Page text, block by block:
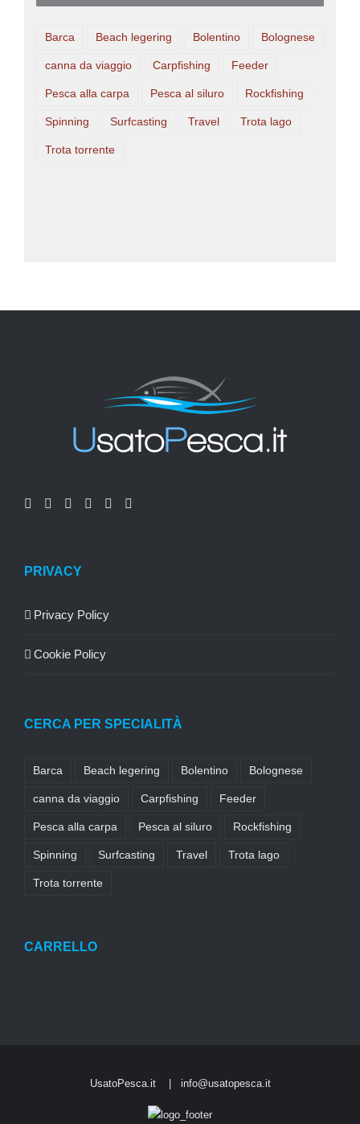
Barca Beach legering Bolentino Bolognese
canna da viaggio Carpfishing Feeder
Pesca alla carpa Pesca al siluro Rockfishing
Spinning Surfcasting Travel Trota lago
Trota torrente
PRIVACY
Privacy Policy
Cookie Policy
CERCA PER SPECIALITÀ
Barca Beach legering Bolentino Bolognese
canna da viaggio Carpfishing Feeder
Pesca alla carpa Pesca al siluro Rockfishing
Spinning Surfcasting Travel Trota lago
Trota torrente
CARRELLO
UsatoPesca.it | info@usatopesca.it